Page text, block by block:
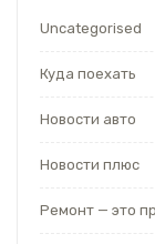
Uncategorised
Куда поехать
Новости авто
Новости плюс
Ремонт — это